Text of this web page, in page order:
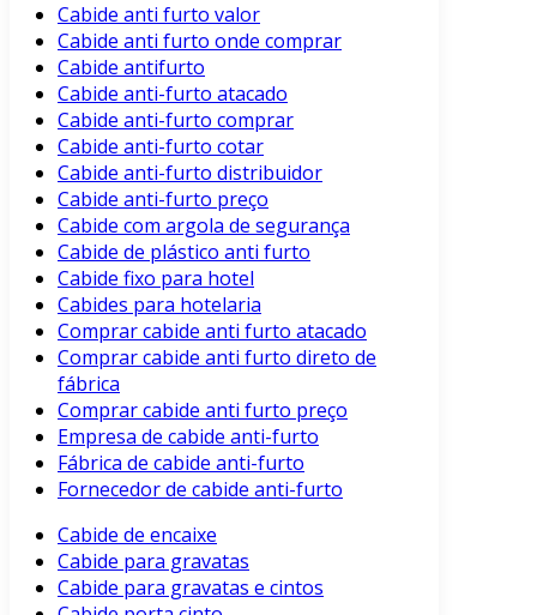
Cabide anti furto valor
Cabide anti furto onde comprar
Cabide antifurto
Cabide anti-furto atacado
Cabide anti-furto comprar
Cabide anti-furto cotar
Cabide anti-furto distribuidor
Cabide anti-furto preço
Cabide com argola de segurança
Cabide de plástico anti furto
Cabide fixo para hotel
Cabides para hotelaria
Comprar cabide anti furto atacado
Comprar cabide anti furto direto de
fábrica
Comprar cabide anti furto preço
Empresa de cabide anti-furto
Fábrica de cabide anti-furto
Fornecedor de cabide anti-furto
Cabide de encaixe
Cabide para gravatas
Cabide para gravatas e cintos